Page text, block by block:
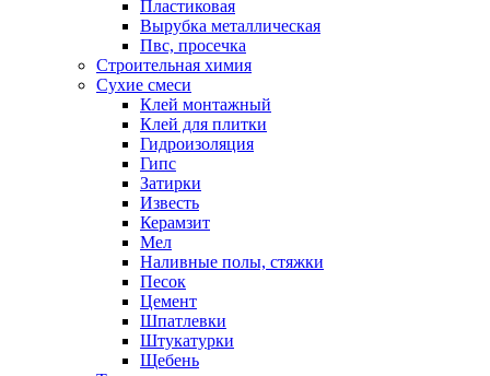
Пластиковая
Вырубка металлическая
Пвс, просечка
Строительная химия
Сухие смеси
Клей монтажный
Клей для плитки
Гидроизоляция
Гипс
Затирки
Известь
Керамзит
Мел
Наливные полы, стяжки
Песок
Цемент
Шпатлевки
Штукатурки
Щебень